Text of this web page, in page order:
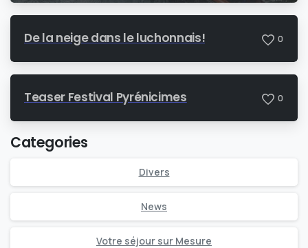
De la neige dans le luchonnais! 0
Teaser Festival Pyrénicimes 0
Categories
Divers
News
Votre séjour sur Mesure